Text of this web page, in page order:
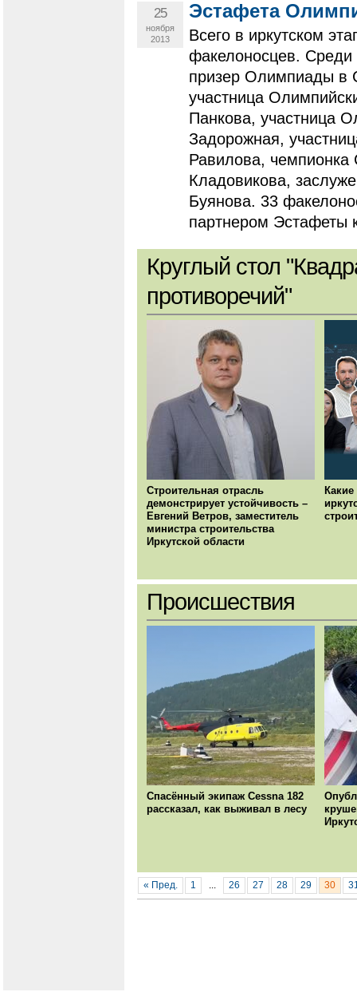
25
ноября
2013
Эстафета
Всего в иркутском
факелоносцев. Среди
призер Олимпиады в
участница
Панкова, участница
Задорожная,
Равилова,
Кладовикова,
Буянова. 33
партнером Эстафеты
Круглый стол
противоречий"
Строительная отрасль
демонстрирует устойчивость –
Евгений Ветров, заместитель
министра строительства
Иркутской области
Происшествия
Спасённый экипаж Cessna 182
рассказал, как выживал в лесу
« Пред. 1 ... 26 27 28 29 30